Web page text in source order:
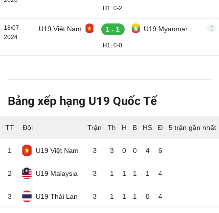
H1: 0-2
18/07
2024
U19 Việt Nam 1 - 1 U19 Myanmar
H1: 0-0
Bảng xếp hạng U19 Quốc Tế
TT Đội 5 trận gần nhất
1 U19 Việt Nam 3 3 0 0 4 6
2 U19 Malaysia 3 1 1 1 1 4
3 U19 Thái Lan 3 1 1 1 0 4